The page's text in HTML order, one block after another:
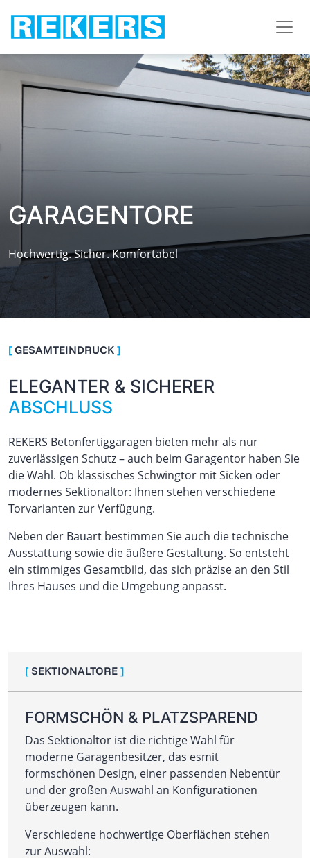
GARAGENTORE
Hochwertig. Sicher. Komfortabel
[ GESAMTEINDRUCK ]
ELEGANTER & SICHERER
ABSCHLUSS
REKERS Betonfertiggaragen bieten mehr als nur
zuverlässigen Schutz – auch beim Garagentor haben Sie
die Wahl. Ob klassisches Schwingtor mit Sicken oder
modernes Sektionaltor: Ihnen stehen verschiedene
Torvarianten zur Verfügung.
Neben der Bauart bestimmen Sie auch die technische
Ausstattung sowie die äußere Gestaltung. So entsteht
ein stimmiges Gesamtbild, das sich präzise an den Stil
Ihres Hauses und die Umgebung anpasst.
[ SEKTIONALTORE ]
FORMSCHÖN & PLATZSPAREND
Das Sektionaltor ist die richtige Wahl für
moderne Garagenbesitzer, das esmit
formschönen Design, einer passenden Nebentür
und der großen Auswahl an Konfigurationen
überzeugen kann.
Verschiedene hochwertige Oberflächen stehen
zur Auswahl: